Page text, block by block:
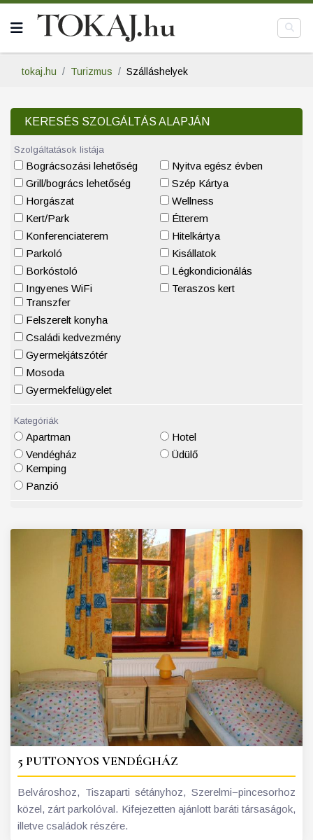
tokaj.hu Turizmus Szálláshelyek
KERESÉS SZOLGÁLTÁS ALAPJÁN
Szolgáltatások listája
Bográcsozási lehetőség
Grill/bogrács lehetőség
Horgászat
Kert/Park
Konferenciaterem
Parkoló
Borkóstoló
Ingyenes WiFi
Nyitva egész évben
Szép Kártya
Wellness
Étterem
Hitelkártya
Kisállatok
Légkondicionálás
Teraszos kert
Transzfer
Felszerelt konyha
Családi kedvezmény
Gyermekjátszótér
Mosoda
Gyermekfelügyelet
Kategóriák
Apartman
Vendégház
Hotel
Üdülő
Kemping
Panzió
5 PUTTONYOS VENDÉGHÁZ
Belvároshoz, Tiszaparti sétányhoz, Szerelmi−pincesorhoz
közel, zárt parkolóval. Kifejezetten ajánlott baráti társaságok,
illetve családok részére.